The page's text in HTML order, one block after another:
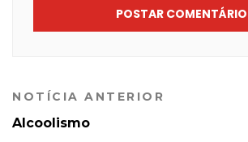
POSTAR COMENTÁRIO
NOTÍCIA ANTERIOR
Alcoolismo